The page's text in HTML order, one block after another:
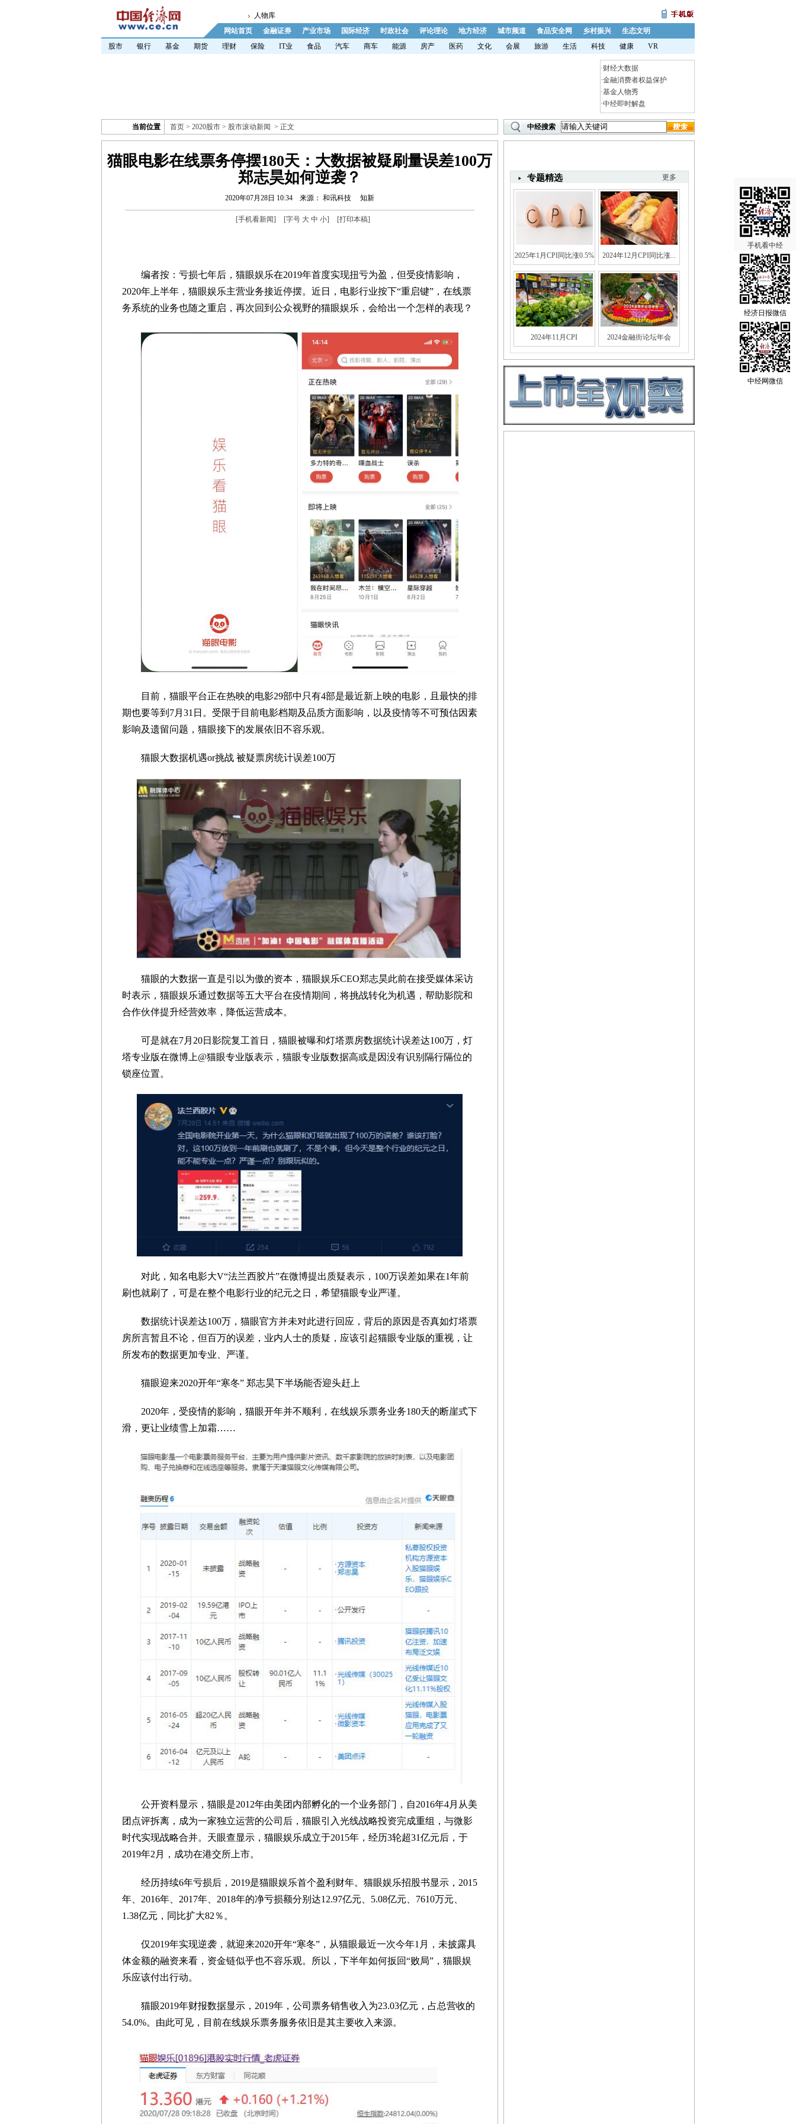
手机看中经
经济日报微信
中经网微信
人物库
网站首页
金融证券 产业市场 国际经济 时政社会 评论理论 地方经济 城市频道 食品安全网 乡村振兴
生态文明
股市
银行 基金 期货 理财 保险 IT业 食品 汽车 商车 能源 房产 医药 文化 会展 旅游 生活 科技 健康 VR
·财经大数据
·金融消费者权益保护
·基金人物秀
·中经即时解盘
当前位置 首页 > 2020股市 > 股市滚动新闻 > 正文 中经搜索
猫眼电影在线票务停摆180天：大数据被疑刷量误差100万
郑志昊如何逆袭？
2020年07月28日 10:34 来源： 和讯科技 知新
[手机看新闻] [字号 大 中 小] [打印本稿]
编者按：亏损七年后，猫眼娱乐在2019年首度实现扭亏为盈，但受疫情影响，
2020年上半年，猫眼娱乐主营业务接近停摆。近日，电影行业按下“重启键”，在线票
务系统的业务也随之重启，再次回到公众视野的猫眼娱乐，会给出一个怎样的表现？
目前，猫眼平台正在热映的电影29部中只有4部是最近新上映的电影，且最快的排
期也要等到7月31日。受限于目前电影档期及品质方面影响，以及疫情等不可预估因素
影响及遗留问题，猫眼接下的发展依旧不容乐观。
猫眼大数据机遇or挑战 被疑票房统计误差100万
猫眼的大数据一直是引以为傲的资本，猫眼娱乐CEO郑志昊此前在接受媒体采访
时表示，猫眼娱乐通过数据等五大平台在疫情期间，将挑战转化为机遇，帮助影院和
合作伙伴提升经营效率，降低运营成本。
可是就在7月20日影院复工首日，猫眼被曝和灯塔票房数据统计误差达100万，灯
塔专业版在微博上@猫眼专业版表示，猫眼专业版数据高或是因没有识别隔行隔位的
锁座位置。
对此，知名电影大V“法兰西胶片”在微博提出质疑表示，100万误差如果在1年前
刷也就刷了，可是在整个电影行业的纪元之日，希望猫眼专业严谨。
数据统计误差达100万，猫眼官方并未对此进行回应，背后的原因是否真如灯塔票
房所言暂且不论，但百万的误差，业内人士的质疑，应该引起猫眼专业版的重视，让
所发布的数据更加专业、严谨。
猫眼迎来2020开年“寒冬” 郑志昊下半场能否迎头赶上
2020年，受疫情的影响，猫眼开年并不顺利，在线娱乐票务业务180天的断崖式下
滑，更让业绩雪上加霜……
公开资料显示，猫眼是2012年由美团内部孵化的一个业务部门，自2016年4月从美
团点评拆离，成为一家独立运营的公司后，猫眼引入光线战略投资完成重组，与微影
时代实现战略合并。天眼查显示，猫眼娱乐成立于2015年，经历3轮超31亿元后，于
2019年2月，成功在港交所上市。
经历持续6年亏损后，2019是猫眼娱乐首个盈利财年。猫眼娱乐招股书显示，2015
年、2016年、2017年、2018年的净亏损额分别达12.97亿元、5.08亿元、7610万元、
1.38亿元，同比扩大82％。
仅2019年实现逆袭，就迎来2020开年“寒冬”，从猫眼最近一次今年1月，未披露具
体金额的融资来看，资金链似乎也不容乐观。所以，下半年如何扳回“败局”，猫眼娱
乐应该付出行动。
猫眼2019年财报数据显示，2019年，公司票务销售收入为23.03亿元，占总营收的
54.0%。由此可见，目前在线娱乐票务服务依旧是其主要收入来源。
专题精选 更多
2025年1月CPI同比涨0.5% 2024年12月CPI同比涨...
2024年11月CPI 2024金融街论坛年会